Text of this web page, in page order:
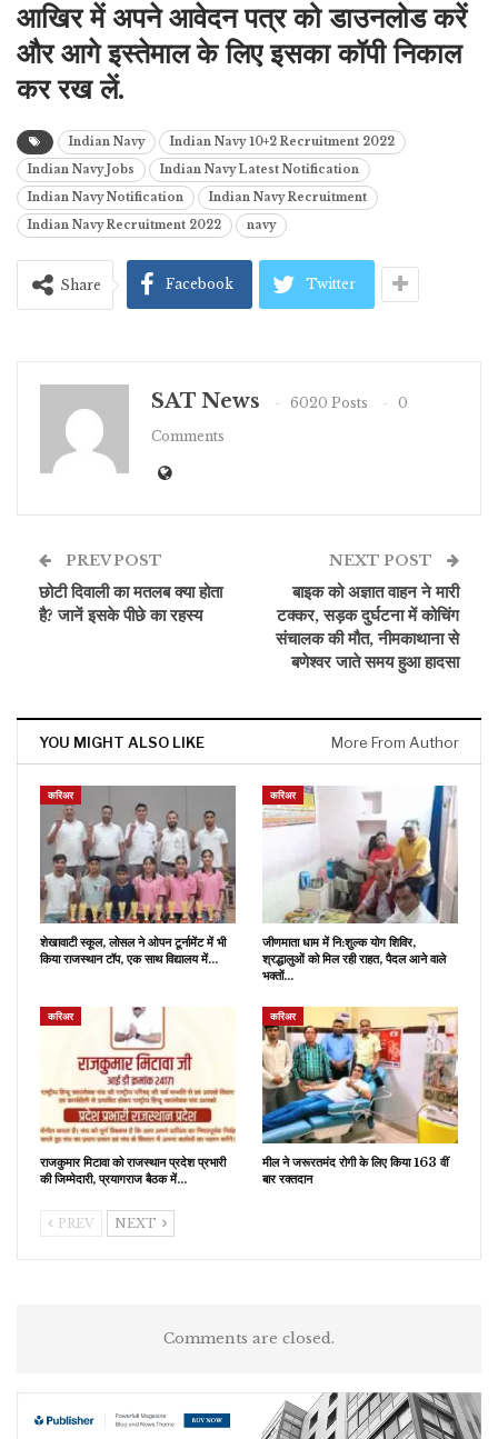
आखिर में अपने आवेदन पत्र को डाउनलोड करें
और आगे इस्तेमाल के लिए इसका कॉपी निकाल
कर रख लें.
Indian Navy
Indian Navy 10+2 Recruitment 2022
Indian Navy Jobs
Indian Navy Latest Notification
Indian Navy Notification
Indian Navy Recruitment
Indian Navy Recruitment 2022
navy
Share Facebook Twitter
SAT News 6020 Posts
0
Comments
PREV POST
छोटी दिवाली का मतलब क्या होता
है? जानें इसके पीछे का रहस्य
NEXT POST
बाइक को अज्ञात वाहन ने मारी
टक्कर, सड़क दुर्घटना में कोचिंग
संचालक की मौत, नीमकाथाना से
बणेश्वर जाते समय हुआ हादसा
YOU MIGHT ALSO LIKE More From Author
करिअर
शेखावाटी स्कूल, लोसल ने ओपन टूर्नामेंट में भी
किया राजस्थान टॉप, एक साथ विद्यालय में…
करिअर
जीणमाता धाम में नि:शुल्क योग शिविर,
श्रद्धालुओं को मिल रही राहत, पैदल आने वाले
भक्तों…
करिअर
राजकुमार मिटावा को राजस्थान प्रदेश प्रभारी
की जिम्मेदारी, प्रयागराज बैठक में…
करिअर
मील ने जरूरतमंद रोगी के लिए किया 163 वीं
बार रक्तदान
PREV NEXT
Comments are closed.